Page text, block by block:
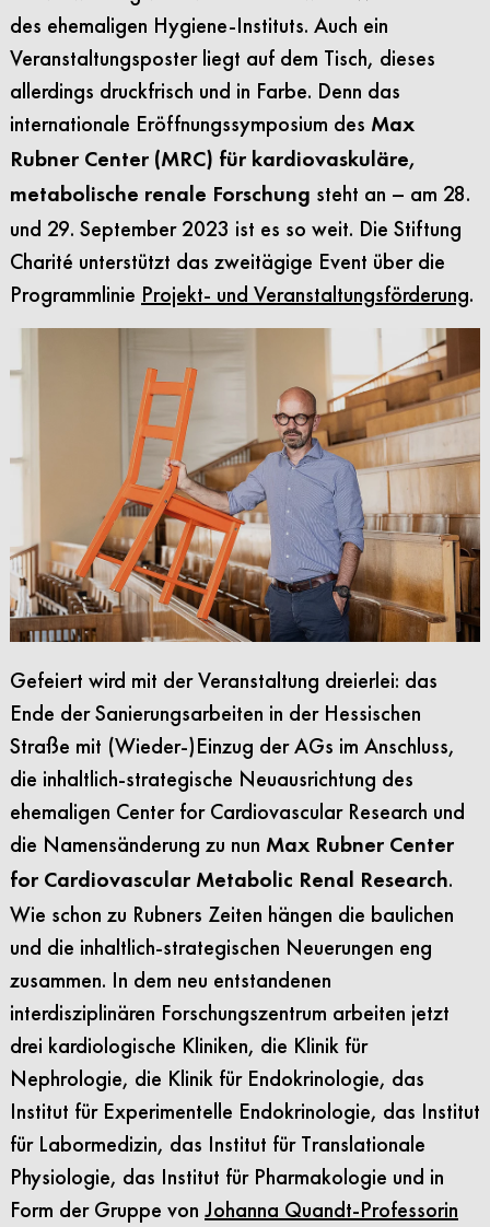
des ehemaligen Hygiene-Instituts. Auch ein
Veranstaltungsposter liegt auf dem Tisch, dieses
allerdings druckfrisch und in Farbe. Denn das
internationale Eröffnungssymposium des Max
Rubner Center (MRC) für kardiovaskuläre,
metabolische renale Forschung steht an – am 28.
und 29. September 2023 ist es so weit. Die Stiftung
Charité unterstützt das zweitägige Event über die
Programmlinie Projekt- und Veranstaltungsförderung.
Gefeiert wird mit der Veranstaltung dreierlei: das
Ende der Sanierungsarbeiten in der Hessischen
Straße mit (Wieder-)Einzug der AGs im Anschluss,
die inhaltlich-strategische Neuausrichtung des
ehemaligen Center for Cardiovascular Research und
die Namensänderung zu nun Max Rubner Center
for Cardiovascular Metabolic Renal Research.
Wie schon zu Rubners Zeiten hängen die baulichen
und die inhaltlich-strategischen Neuerungen eng
zusammen. In dem neu entstandenen
interdisziplinären Forschungszentrum arbeiten jetzt
drei kardiologische Kliniken, die Klinik für
Nephrologie, die Klinik für Endokrinologie, das
Institut für Experimentelle Endokrinologie, das Institut
für Labormedizin, das Institut für Translationale
Physiologie, das Institut für Pharmakologie und in
Form der Gruppe von Johanna Quandt-Professorin